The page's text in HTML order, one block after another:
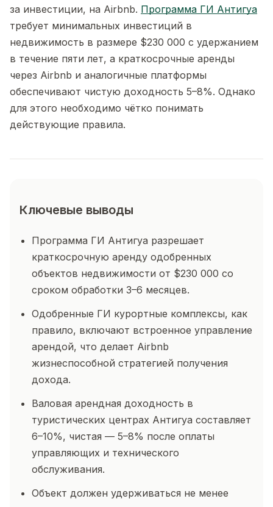
за инвестиции, на Airbnb. Программа ГИ Антигуа
требует минимальных инвестиций в
недвижимость в размере $230 000 с удержанием
в течение пяти лет, а краткосрочные аренды
через Airbnb и аналогичные платформы
обеспечивают чистую доходность 5–8%. Однако
для этого необходимо чётко понимать
действующие правила.
Ключевые выводы
Программа ГИ Антигуа разрешает
краткосрочную аренду одобренных
объектов недвижимости от $230 000 со
сроком обработки 3–6 месяцев.
Одобренные ГИ курортные комплексы, как
правило, включают встроенное управление
арендой, что делает Airbnb
жизнеспособной стратегией получения
дохода.
Валовая арендная доходность в
туристических центрах Антигуа составляет
6–10%, чистая — 5–8% после оплаты
управляющих и технического
обслуживания.
Объект должен удерживаться не менее